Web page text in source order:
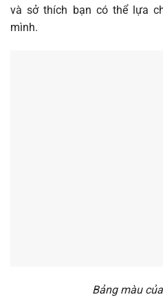
và sở thích bạn có thể lựa
mình.
Bảng màu